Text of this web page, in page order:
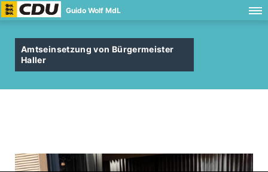
Guido Wolf MdL
Amtseinsetzung von Bürgermeister
Haller